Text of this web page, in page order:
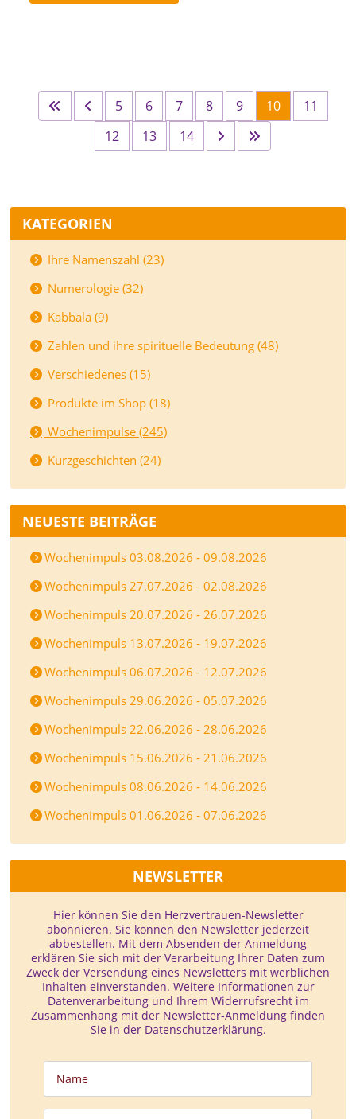
5 6 7 8 9 10
11
12
13 14
KATEGORIEN
Ihre Namenszahl (23)
Numerologie (32)
Kabbala (9)
Zahlen und ihre spirituelle Bedeutung (48)
Verschiedenes (15)
Produkte im Shop (18)
Wochenimpulse (245)
Kurzgeschichten (24)
NEUESTE BEITRÄGE
Wochenimpuls 03.08.2026 - 09.08.2026
Wochenimpuls 27.07.2026 - 02.08.2026
Wochenimpuls 20.07.2026 - 26.07.2026
Wochenimpuls 13.07.2026 - 19.07.2026
Wochenimpuls 06.07.2026 - 12.07.2026
Wochenimpuls 29.06.2026 - 05.07.2026
Wochenimpuls 22.06.2026 - 28.06.2026
Wochenimpuls 15.06.2026 - 21.06.2026
Wochenimpuls 08.06.2026 - 14.06.2026
Wochenimpuls 01.06.2026 - 07.06.2026
NEWSLETTER
Hier können Sie den Herzvertrauen-­Newsletter
abonnieren. Sie können den Newsletter jederzeit
abbestellen. Mit dem Absenden der Anmeldung
erklären Sie sich mit der Verarbeitung Ihrer Daten zum
Zweck der Versendung eines Newsletters mit werblichen
Inhalten einverstanden. Weitere Informationen zur
Datenverarbeitung und Ihrem Widerrufsrecht im
Zusammenhang mit der Newsletter-Anmeldung finden
Sie in der Datenschutzerklärung.